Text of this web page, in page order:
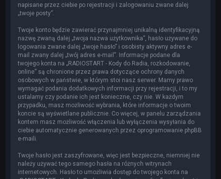
napisane przez ciebie po rejestracji i zalogowaniu zwane dalej
„twoje posty”.
Twoje konto będzie zawierać przynajmniej unikalną identyfikacyjną
nazwę zwaną dalej „twoja nazwa użytkownika”, hasło używane do
logowania zwane dalej „twoje hasło” i osobisty aktywny adres e-
mail zwany dalej „twój adres e-mail”. Informacje podane dla
twojego konta na „RADIOSTART - Kody do Radia, rozkodowanie,
online” są chronione przez prawa dotyczące ochrony danych
osobowych w państwie, w którym stoi nasz serwer. Mamy prawo
wymagać podania dodatkowych informacji przy rejestracji, i to my
ustalamy czy podanie ich jest konieczne, czy nie. W każdym
przypadku, masz możliwość wybrania, które informacje o twoim
koncie są wyświetlane publicznie. Co więcej, w panelu zarządzania
kontem masz możliwość włączenia lub wyłączenia wysyłania do
ciebie automatycznie generowanych przez oprogramowanie phpBB
e-maili.
Twoje hasło jest zaszyfrowane, więc jest bezpieczne, niemniej nie
należy używać tego samego hasła na różnych witrynach
internetowych. Hasło to umożliwia dostęp do twojego konta na